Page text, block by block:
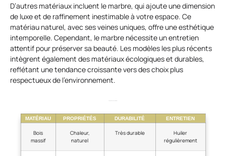
D’autres matériaux incluent le marbre, qui ajoute une dimension
de luxe et de raffinement inestimable à votre espace. Ce
matériau naturel, avec ses veines uniques, offre une esthétique
intemporelle. Cependant, le marbre nécessite un entretien
attentif pour préserver sa beauté. Les modèles les plus récents
intègrent également des matériaux écologiques et durables,
reflétant une tendance croissante vers des choix plus
respectueux de l’environnement.
MATÉRIAU PROPRIÉTÉS DURABILITÉ ENTRETIEN
Bois
massif
Chaleur,
naturel
Très durable
Huiler
régulièrement